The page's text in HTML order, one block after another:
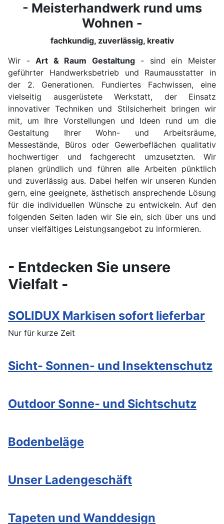
- Meisterhandwerk rund ums
Wohnen -
fachkundig, zuverlässig, kreativ
Wir -Art & Raum Gestaltung- sind ein Meister
geführter Handwerksbetrieb und Raumausstatter in
der 2. Generationen. Fundiertes Fachwissen, eine
vielseitig ausgerüstete Werkstatt, der Einsatz
innovativer Techniken und Stilsicherheit bringen wir
mit, um Ihre Vorstellungen und Ideen rund um die
Gestaltung Ihrer Wohn- und Arbeitsräume,
Messestände, Büros oder Gewerbeflächen qualitativ
hochwertiger und fachgerecht umzusetzten. Wir
planen gründlich und führen alle Arbeiten pünktlich
und zuverlässig aus. Dabei helfen wir unseren Kunden
gern, eine geeignete, ästhetisch ansprechende Lösung
für die individuellen Wünsche zu entwickeln. Auf den
folgenden Seiten laden wir Sie ein, sich über uns und
unser vielfältiges Leistungsangebot zu informieren.
- Entdecken Sie unsere
Vielfalt -
SOLIDUX Markisen sofort lieferbar
Nur für kurze Zeit
Sicht- Sonnen- und Insektenschutz
Outdoor Sonne- und Sichtschutz
Bodenbeläge
Unser Ladengeschäft
Tapeten und Wanddesign